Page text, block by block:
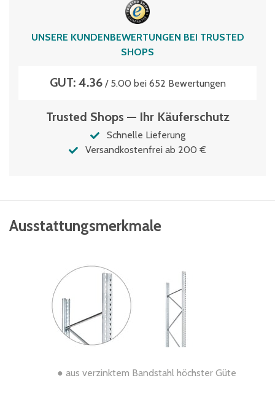
vormontiert
UNSERE KUNDENBEWERTUNGEN BEI TRUSTED
SHOPS
GUT: 4.36/ 5.00 bei 652 Bewertungen
Trusted Shops — Ihr Käuferschutz
Schnelle Lieferung
Versandkostenfrei ab 200 €
Ausstattungsmerkmale
● aus verzinktem Bandstahl höchster Güte